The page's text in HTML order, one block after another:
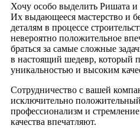
Хочу особо выделить Ришата и
Их выдающееся мастерство и
деталям в процессе
невероятно положительное
браться за самые сложные
в настоящий шедевр, который
уникальностью и высоким
Сотрудничество с вашей
исключительно
профессионализм и
качества впечатляют.